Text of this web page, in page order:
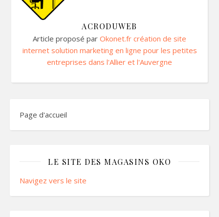
ACRODUWEB
Article proposé par Okonet.fr création de site
internet solution marketing en ligne pour les petites
entreprises dans l'Allier et l'Auvergne
Page d'accueil
LE SITE DES MAGASINS OKO
Navigez vers le site